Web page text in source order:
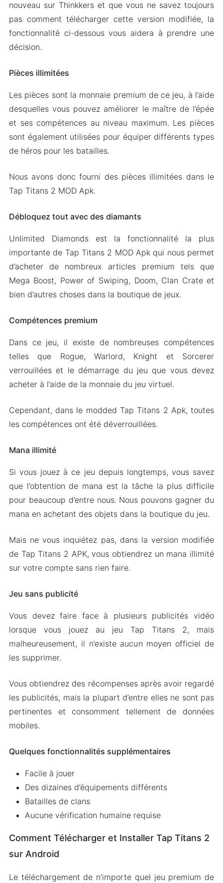
nouveau sur Thinkkers et que vous ne savez toujours
pas comment télécharger cette version modifiée, la
fonctionnalité ci-dessous vous aidera à prendre une
décision.
Pièces illimitées
Les pièces sont la monnaie premium de ce jeu, à l’aide
desquelles vous pouvez améliorer le maître de l’épée
et ses compétences au niveau maximum. Les pièces
sont également utilisées pour équiper différents types
de héros pour les batailles.
Nous avons donc fourni des pièces illimitées dans le
Tap Titans 2 MOD Apk.
Débloquez tout avec des diamants
Unlimited Diamonds est la fonctionnalité la plus
importante de Tap Titans 2 MOD Apk qui nous permet
d’acheter de nombreux articles premium tels que
Mega Boost, Power of Swiping, Doom, Clan Crate et
bien d’autres choses dans la boutique de jeux.
Compétences premium
Dans ce jeu, il existe de nombreuses compétences
telles que Rogue, Warlord, Knight et Sorcerer
verrouillées et le démarrage du jeu que vous devez
acheter à l’aide de la monnaie du jeu virtuel.
Cependant, dans le modded Tap Titans 2 Apk, toutes
les compétences ont été déverrouillées.
Mana illimité
Si vous jouez à ce jeu depuis longtemps, vous savez
que l’obtention de mana est la tâche la plus difficile
pour beaucoup d’entre nous. Nous pouvons gagner du
mana en achetant des objets dans la boutique du jeu.
Mais ne vous inquiétez pas, dans la version modifiée
de Tap Titans 2 APK, vous obtiendrez un mana illimité
sur votre compte sans rien faire.
Jeu sans publicité
Vous devez faire face à plusieurs publicités vidéo
lorsque vous jouez au jeu Tap Titans 2, mais
malheureusement, il n’existe aucun moyen officiel de
les supprimer.
Vous obtiendrez des récompenses après avoir regardé
les publicités, mais la plupart d’entre elles ne sont pas
pertinentes et consomment tellement de données
mobiles.
Quelques fonctionnalités supplémentaires
Facile à jouer
Des dizaines d’équipements différents
Batailles de clans
Aucune vérification humaine requise
Comment Télécharger et Installer Tap Titans 2
sur Android
Le téléchargement de n’importe quel jeu premium de